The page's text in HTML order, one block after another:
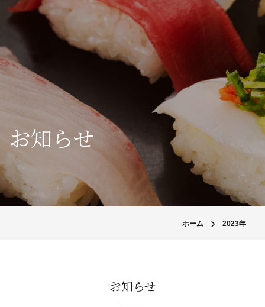
お知らせ
ホーム 2023年
お知らせ